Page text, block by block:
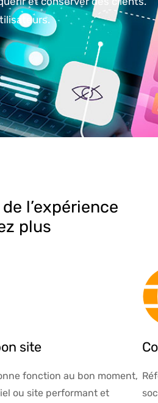
l’expérience
plus
site
fonction au bon moment,
ou site performant et